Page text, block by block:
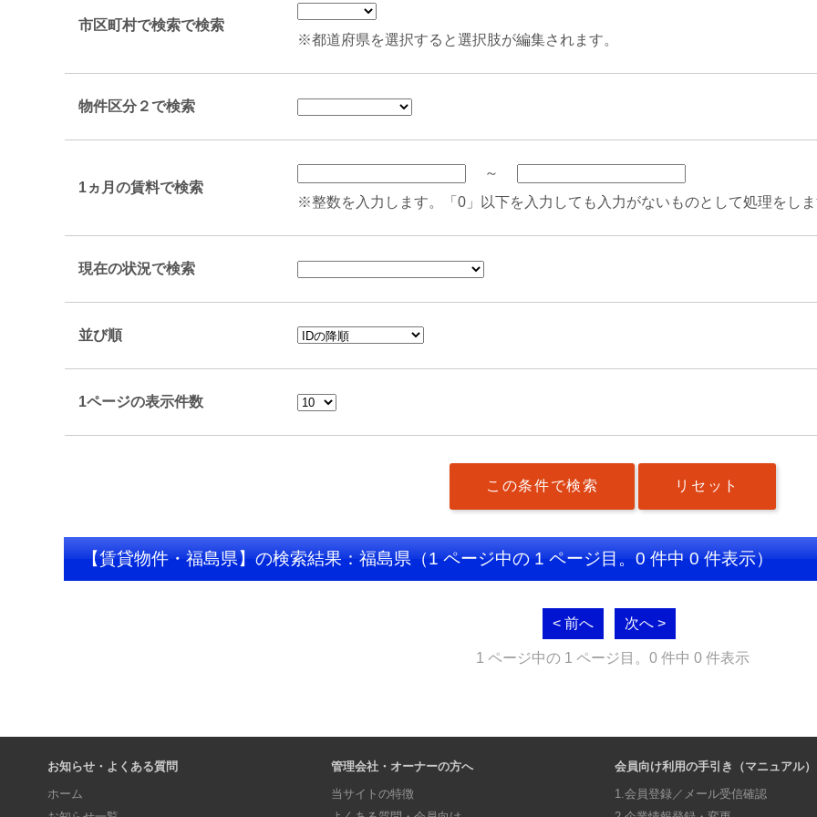
市区町村で検索で検索
※都道府県を選択すると選択肢が編集されます。
物件区分２で検索
1ヵ月の賃料で検索
～
※整数を入力します。「0」以下を入力しても入力がないものとして処理をし
現在の状況で検索
並び順
1ページの表示件数
【賃貸物件・福島県】の検索結果：福島県（1 ページ中の 1 ページ目。0 件中 0 件表示）
< 前へ 次へ >
1 ページ中の 1 ページ目。0 件中 0 件表示
お知らせ・よくある質問
ホーム
管理会社・オーナーの方へ
当サイトの特徴
会員向け利用の手引き（マニュアル）
1.会員登録／メール受信確認